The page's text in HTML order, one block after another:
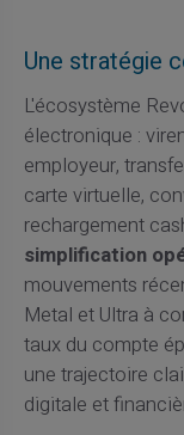
Une stratégie
L'écosystème
électronique :
employeur,
carte virtuelle,
rechargement
simplification
mouvements
Metal et Ultra à
taux du compte
une trajectoire
digitale et